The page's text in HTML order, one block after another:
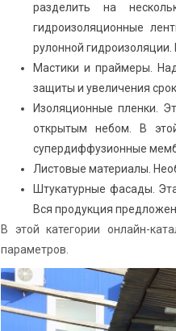
разделить на
гидроизоляционные
рулонной гидроизоляции.
Мастики и праймеры.
защиты и увеличения
Изоляционные пленки.
открытым небом. В
супердиффузионные
Листовые материалы.
Штукатурные фасады.
Вся продукция
В этой категории онлайн-
параметров.